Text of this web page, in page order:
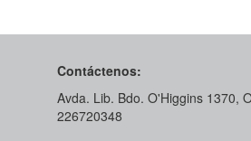
Contáctenos:
Avda. Lib. Bdo. O'Higgins 1370,
226720348